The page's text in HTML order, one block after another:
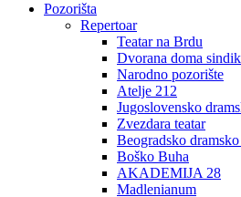
Pozorišta
Repertoar
Teatar na Brdu
Dvorana doma
Narodno pozorište
Atelje 212
Jugoslovensko
Zvezdara teatar
Beogradsko
Boško Buha
AKADEMIJA 28
Madlenianum